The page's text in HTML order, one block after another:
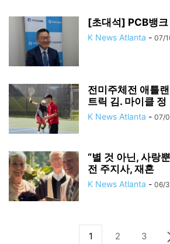
[초대석] PCB뱅
K News Atlanta - 07/
전미주체전 애틀
트릭 김. 마이클 정
K News Atlanta - 07/
“별 것 아닌, 사랑
전 주지사, 재혼
K News Atlanta - 06/
1 2 3